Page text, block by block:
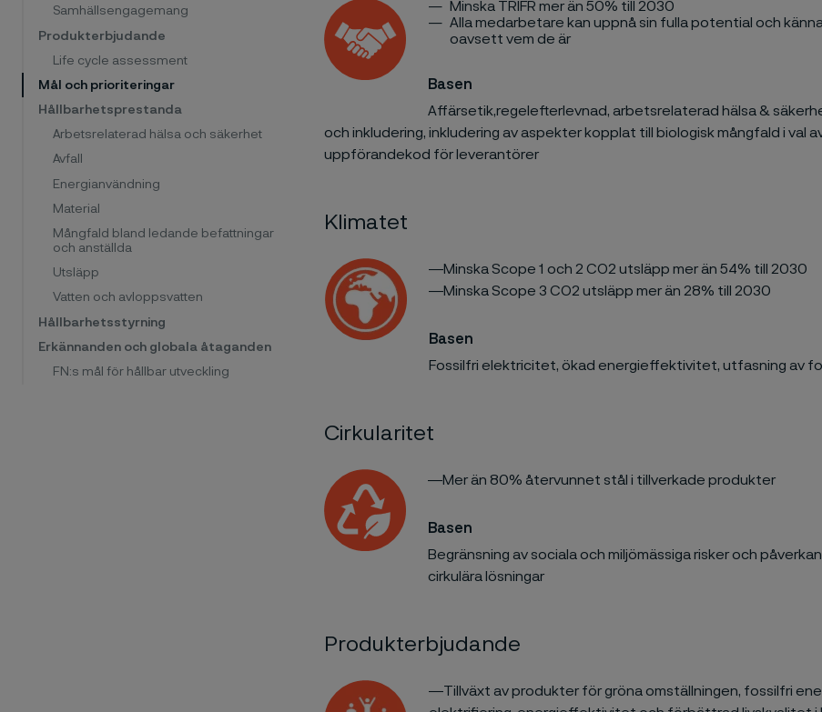
Samhällsengagemang
Produkterbjudande
Life cycle assessment
Mål och prioriteringar
Hållbarhetsprestanda
Arbetsrelaterad hälsa och säkerhet
Avfall
Energianvändning
Material
Mångfald bland ledande befattningar
och anställda
Utsläpp
Vatten och avloppsvatten
Hållbarhetsstyrning
Erkännanden och globala åtaganden
FN:s mål för hållbar utveckling
Minska TRIFR mer än 50% till 2030
Alla medarbetare kan uppnå sin fulla potential och
oavsett vem de är​
Basen
Affärsetik,regelefterlevnad, arbetsrelaterad hälsa &
och inkludering, inkludering av aspekter kopplat till biologisk mångfald i val
uppförandekod för leverantörer
Klimatet
―Minska Scope 1 och 2 CO2 utsläpp mer än 54% till 2030
―Minska Scope 3 CO2 utsläpp mer än 28% till 2030
Basen
Fossilfri elektricitet, ökad energieffektivitet, utfasning av
Cirkularitet
―Mer än 80% återvunnet stål i tillverkade produkter
Basen
Begränsning av sociala och miljömässiga risker och
cirkulära lösningar
Produkterbjudande
―Tillväxt av produkter för gröna omställningen, fossilfri